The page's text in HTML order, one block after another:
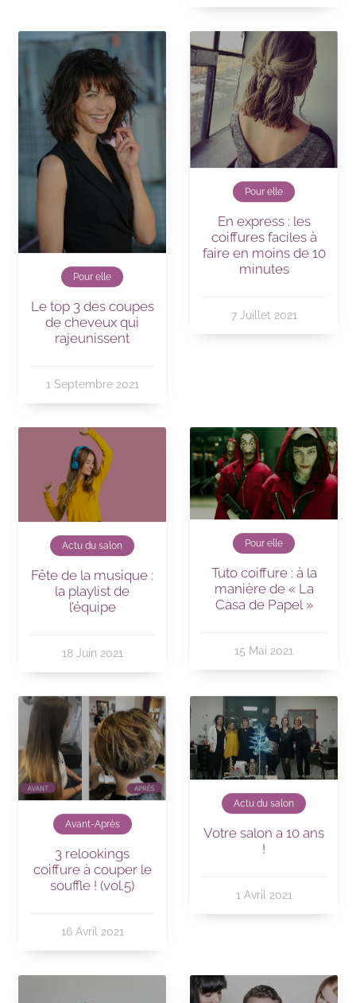
Pour elle
Le top 3 des coupes
de cheveux qui
rajeunissent
1 Septembre 2021
Pour elle
En express : les
coiffures faciles à
faire en moins de 10
minutes
7 Juillet 2021
Actu du salon
Fête de la musique :
la playlist de
l’équipe
18 Juin 2021
Pour elle
Tuto coiffure : à la
manière de « La
Casa de Papel »
15 Mai 2021
Avant-Après
3 relookings
coiffure à couper le
souffle ! (vol.5)
16 Avril 2021
Actu du salon
Votre salon a 10 ans
!
1 Avril 2021